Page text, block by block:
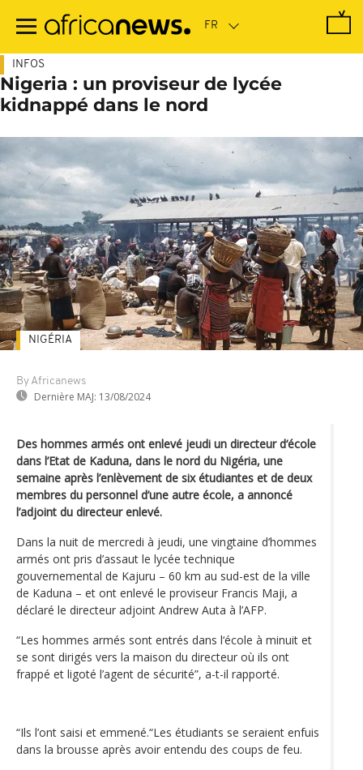
contenu
INFOS
Nigeria : un proviseur de lycée
kidnappé dans le nord
By Africanews
Dernière MAJ: 13/08/2024
NIGÉRIA
Des hommes armés ont enlevé jeudi un directeur d‘école
dans l’Etat de Kaduna, dans le nord du Nigéria, une
semaine après l’enlèvement de six étudiantes et de deux
membres du personnel d’une autre école, a annoncé
l’adjoint du directeur enlevé.
Dans la nuit de mercredi à jeudi, une vingtaine d’hommes
armés ont pris d’assaut le lycée technique
gouvernemental de Kajuru – 60 km au sud-est de la ville
de Kaduna – et ont enlevé le proviseur Francis Maji, a
déclaré le directeur adjoint Andrew Auta à l’AFP.
“Les hommes armés sont entrés dans l‘école à minuit et
se sont dirigés vers la maison du directeur où ils ont
frappé et ligoté l’agent de sécurité”, a-t-il rapporté.
“Ils l’ont saisi et emmené.“Les étudiants se seraient enfuis
dans la brousse après avoir entendu des coups de feu.